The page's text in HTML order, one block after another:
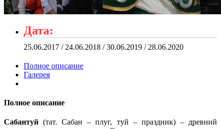
Дата:
25.06.2017 / 24.06.2018 / 30.06.2019 / 28.06.2020
Полное описание
Галерея
Полное описание
Сабантуй (тат. Сабан – плуг, туй – праздник) – древний